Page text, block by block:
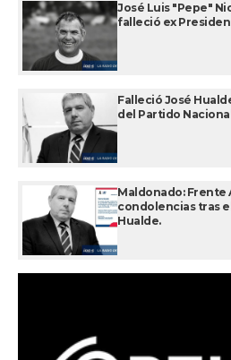
José Luis "Pepe"
falleció ex
Falleció José
del Partido
Maldonado: Frente
condolencias tras
Hualde.